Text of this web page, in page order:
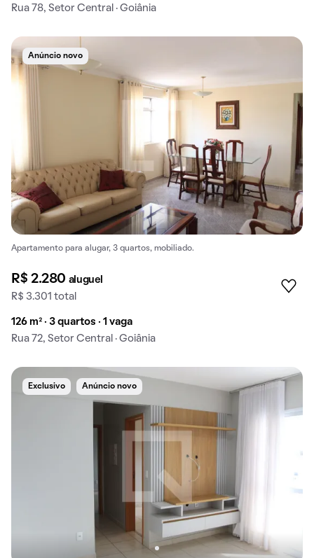
Rua 78, Setor Central · Goiânia
Anúncio novo
Apartamento para alugar, 3 quartos, mobiliado.
R$ 2.280 aluguel
R$ 3.301 total
126 m² · 3 quartos · 1 vaga
Rua 72, Setor Central · Goiânia
Exclusivo Anúncio novo